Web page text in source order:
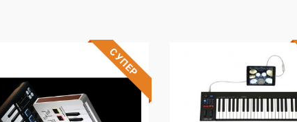
СУПЕР